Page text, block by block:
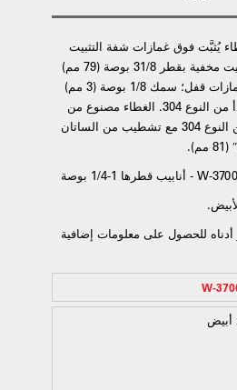
يُثبَّت فوق غمازات شفة التثبيت
لإخفاء البراغي وشفة تثبيت مخفية بقطر 31/8 بوصة (79 مم)
مع فتحتين للبراغي و3 غمازات قفل؛ سمك 1/8 بوصة (3 مم)
من الفولاذ المقاوم للصدأ من النوع 304. الغطاء مصنوع من
الفولاذ المقاوم للصدأ من النوع 304 مع تشطيب من الساتان
للحصول على معلومات إضافية
3700-
أبيض